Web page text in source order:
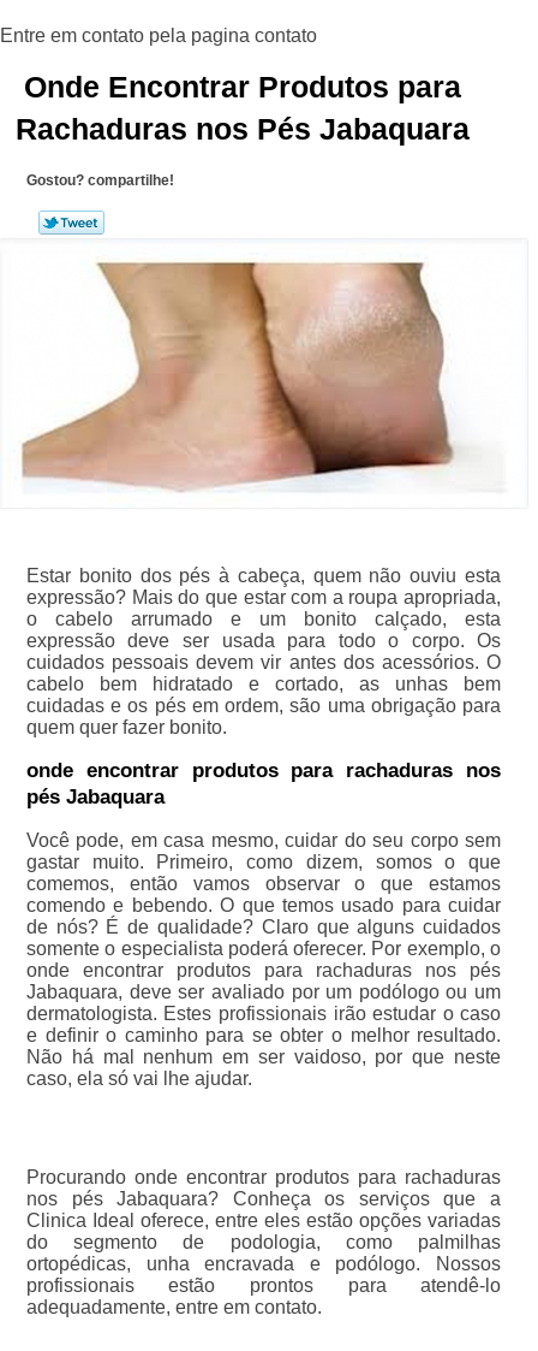
Onde Encontrar Produtos para
Rachaduras nos Pés Jabaquara
Gostou? compartilhe!
Estar bonito dos pés à cabeça, quem não ouviu esta
expressão? Mais do que estar com a roupa apropriada,
o cabelo arrumado e um bonito calçado, esta
expressão deve ser usada para todo o corpo. Os
cuidados pessoais devem vir antes dos acessórios. O
cabelo bem hidratado e cortado, as unhas bem
cuidadas e os pés em ordem, são uma obrigação para
quem quer fazer bonito.
onde encontrar produtos para rachaduras nos
pés Jabaquara
Você pode, em casa mesmo, cuidar do seu corpo sem
gastar muito. Primeiro, como dizem, somos o que
comemos, então vamos observar o que estamos
comendo e bebendo. O que temos usado para cuidar
de nós? É de qualidade? Claro que alguns cuidados
somente o especialista poderá oferecer. Por exemplo, o
onde encontrar produtos para rachaduras nos pés
Jabaquara, deve ser avaliado por um podólogo ou um
dermatologista. Estes profissionais irão estudar o caso
e definir o caminho para se obter o melhor resultado.
Não há mal nenhum em ser vaidoso, por que neste
caso, ela só vai lhe ajudar.
Procurando onde encontrar produtos para rachaduras
nos pés Jabaquara? Conheça os serviços que a
Clinica Ideal oferece, entre eles estão opções variadas
do segmento de podologia, como palmilhas
ortopédicas, unha encravada e podólogo. Nossos
profissionais estão prontos para atendê-lo
adequadamente, entre em contato.